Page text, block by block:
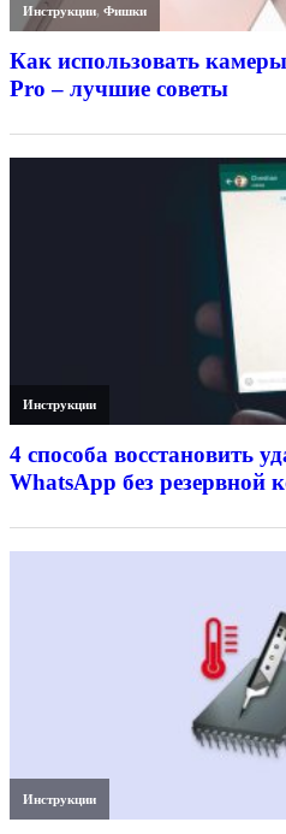
Инструкции,Фишки
Как использовать
Pro – лучшие советы
Инструкции
4 способа восстановить
WhatsApp без резервной
Инструкции